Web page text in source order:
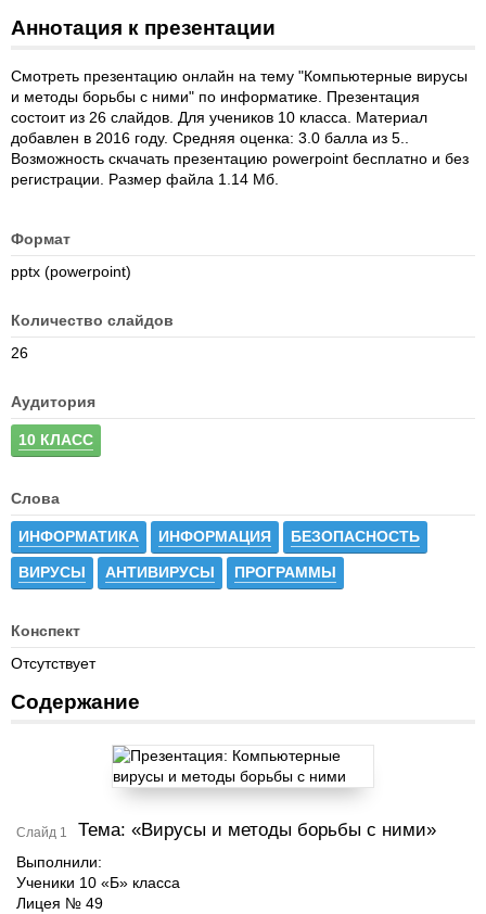
Аннотация к презентации
Смотреть презентацию онлайн на тему "Компьютерные вирусы
и методы борьбы с ними" по информатике. Презентация
состоит из 26 слайдов. Для учеников 10 класса. Материал
добавлен в 2016 году. Средняя оценка: 3.0 балла из 5..
Возможность скчачать презентацию powerpoint бесплатно и без
регистрации. Размер файла 1.14 Мб.
Формат
pptx (powerpoint)
Количество слайдов
26
Аудитория
10 КЛАСС
Слова
ИНФОРМАТИКА ИНФОРМАЦИЯ БЕЗОПАСНОСТЬ
ВИРУСЫ АНТИВИРУСЫ ПРОГРАММЫ
Конспект
Отсутствует
Содержание
Слайд 1 Тема: «Вирусы и методы борьбы с ними»
Выполнили:
Ученики 10 «Б» класса
Лицея № 49